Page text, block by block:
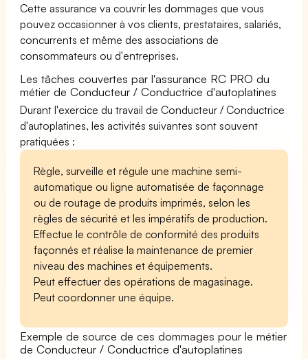
Cette assurance va couvrir les dommages que vous
pouvez occasionner à vos clients, prestataires, salariés,
concurrents et même des associations de
consommateurs ou d'entreprises.
Les tâches couvertes par l'assurance RC PRO du
métier de Conducteur / Conductrice d'autoplatines
Durant l'exercice du travail de Conducteur / Conductrice
d'autoplatines, les activités suivantes sont souvent
pratiquées :
Règle, surveille et régule une machine semi-
automatique ou ligne automatisée de façonnage
ou de routage de produits imprimés, selon les
règles de sécurité et les impératifs de production.
Effectue le contrôle de conformité des produits
façonnés et réalise la maintenance de premier
niveau des machines et équipements.
Peut effectuer des opérations de magasinage.
Peut coordonner une équipe.
Exemple de source de ces dommages pour le métier
de Conducteur / Conductrice d'autoplatines